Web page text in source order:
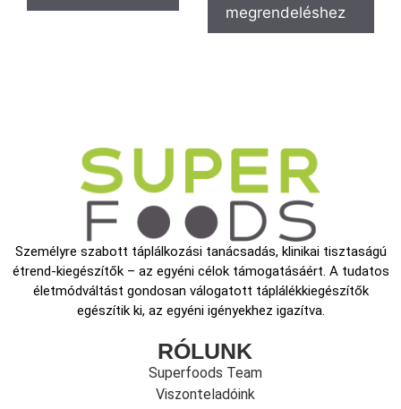
megrendeléshez
Személyre szabott táplálkozási tanácsadás, klinikai tisztaságú
étrend-kiegészítők – az egyéni célok támogatásáért. A tudatos
életmódváltást gondosan válogatott táplálékkiegészítők
egészítik ki, az egyéni igényekhez igazítva.
RÓLUNK
Superfoods Team
Viszonteladóink